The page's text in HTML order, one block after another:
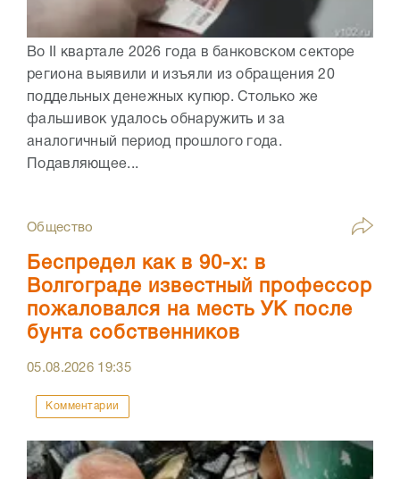
Во II квартале 2026 года в банковском секторе
региона выявили и изъяли из обращения 20
поддельных денежных купюр. Столько же
фальшивок удалось обнаружить и за
аналогичный период прошлого года.
Подавляющее...
Общество
Беспредел как в 90-х: в
Волгограде известный профессор
пожаловался на месть УК после
бунта собственников
05.08.2026 19:35
Комментарии